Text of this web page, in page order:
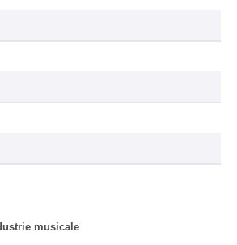
Par Alexandre Villemaire
Présence Autochtone I
Concerts aux Îles du Bic
musicale